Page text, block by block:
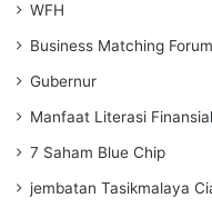
WFH
Business Matching
Gubernur
Manfaat Literasi Finansial
7 Saham Blue Chip
jembatan Tasikmalaya